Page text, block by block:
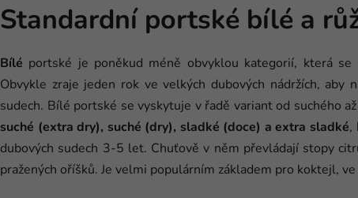
Standardní portské bílé a
Bílé portské je poněkud méně obvyklou kategorií, která
Obvykle zraje jeden rok ve velkých dubových nádržích, aby
sudech. Bílé portské se vyskytuje v řadě variant od suchého
suché (extra dry), suché (dry), sladké (doce) a extra sladké,
dubových sudech 3-5 let. Chuťově v něm převládají stopy
pražených oříšků. Je velmi populárním základem pro koktejl,